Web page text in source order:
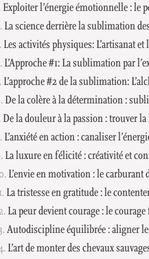
Exploiter l’énergie émotionnelle : le
La science derrière la sublimation
Les activités physiques: L’artisanat
L’Approche #1: La sublimation par
L’approche #2 de la sublimation:
De la colère à la détermination :
De la douleur à la passion : trouver
L’anxiété en action : canaliser
La luxure en félicité : créativité et
L’envie en motivation : le carburant
La tristesse en gratitude : le
La peur devient courage : le
Autodiscipline équilibrée : aligner
L’art de monter des chevaux